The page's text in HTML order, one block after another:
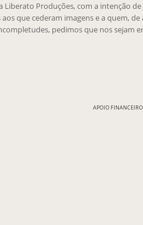
Liberato Produções, com a intenção
que cederam imagens e a quem,
pedimos que nos sejam
APOIO FINANCEIRO